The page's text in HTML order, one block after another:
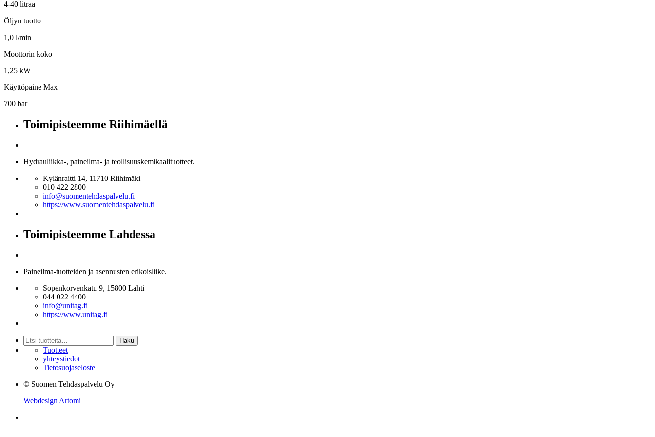
4-40 litraa
Öljyn tuotto
1,0 l/min
Moottorin koko
1,25 kW
Käyttöpaine Max
700 bar
Toimipisteemme Riihimäellä
Hydrauliikka-, paineilma- ja teollisuuskemikaalituotteet.
Kylänraitti 14, 11710 Riihimäki
010 422 2800
info@suomentehdaspalvelu.fi
https://www.suomentehdaspalvelu.fi
Toimipisteemme Lahdessa
Paineilma-tuotteiden ja asennusten erikoisliike.
Sopenkorvenkatu 9, 15800 Lahti
044 022 4400
info@unitag.fi
https://www.unitag.fi
Etsi: Haku
Tuotteet
yhteystiedot
Tietosuojaseloste
© Suomen Tehdaspalvelu Oy
Webdesign Artomi